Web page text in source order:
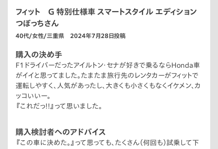
フィット G 特別仕様車 スマートスタイル エディション
つぼっちさん
40代/女性/三重県 2024年7月28日投稿
購入の決め手
F1ドライバーだったアイルトン・セナが好きで乗るならHonda車
がイイと思ってました。たまたま旅行先のレンタカーがフィットで
運転しやすく、人気があったし、大きくも小さくもなくイケメン、カ
ッコいいー。
『これだっ!!』って思いました。
購入検討者へのアドバイス
『この車に決めた。』って思っても、たくさん（何回も）試乗して下